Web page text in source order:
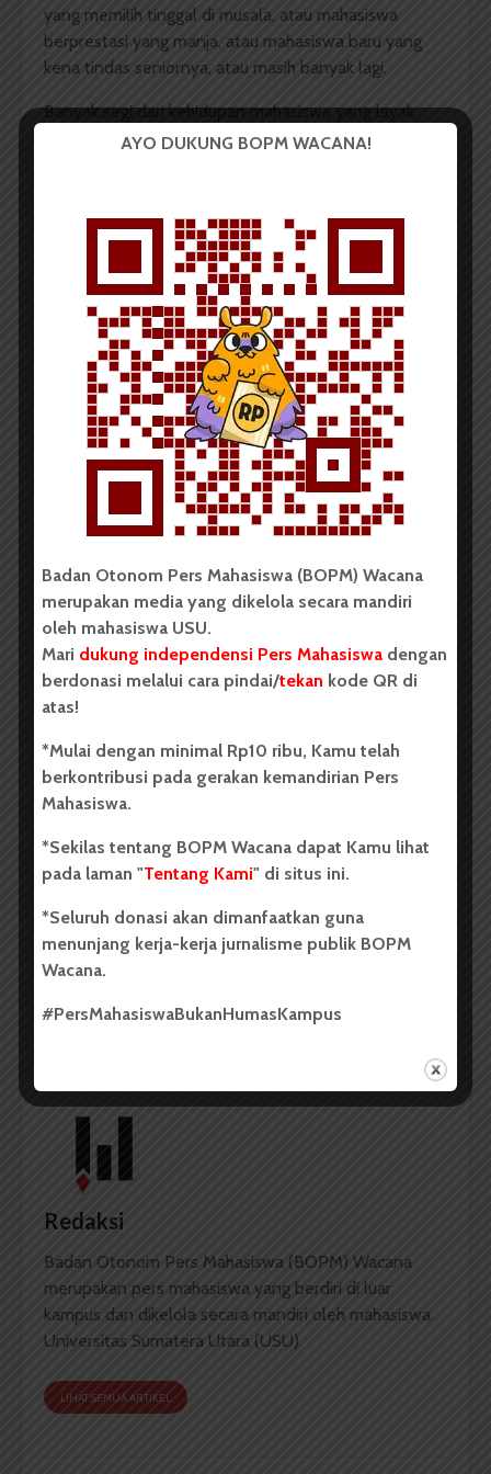
yang memilih tinggal di musala, atau mahasiswa
berprestasi yang manja, atau mahasiswa baru yang
kena tindas seniornya, atau masih banyak lagi.
Banyak segi dari kehidupan mahasiswa yang layak
untuk digali. Oleh sebab itu, buku ini sebetulnya
tersebut, mereka menyuguhkan pesan sederhana:
mahasiswa adalah manusia. Manusia dalam tahap
peralihan, antara dua belas tahun terkekang sistem
sekolah dengan kebebasan individu sebagai pribadi
dewasa.
Cerpen-cerpen di dalamnya adalah gambaran
realistis atas hal itu. Dan tentu saja tergantung
perspektif si penulis. Seperti bagaimana depresi dan
absurdnya pikiran seorang mahasiswa karena data
penelitiannya hilang dalam kesia-siaan. Walaupun
juga terkesan berlebihan dalam sudut-sudut tertentu.
Seperti mengapa mahasiswa sosiopat dan antisosial
kampus, atau pengemudi My-Jek yang masih bisa
ngobrol santai dengan penumpangnya ketika motor
sedang ngebut di jalanan.
Terlepas dari itu, beginilah beberapa gambar hidup
mahasiswa masa kini yang berhasil dipotret
namun menimbulkan nostalgia dan rasa kedekatan.
Tulisan ini pernah dimuat pada Rubrik Resensi
Komentar Facebook Anda
Redaksi
Badan Otonom Pers Mahasiswa (BOPM) Wacana
merupakan pers mahasiswa yang berdiri di luar
kampus dan dikelola secara mandiri oleh mahasiswa
Universitas Sumatera Utara (USU).
LIHAT SEMUA ARTIKEL
AYO DUKUNG BOPM WACANA!
Badan Otonom Pers Mahasiswa (BOPM) Wacana
merupakan media yang dikelola secara mandiri
oleh mahasiswa USU.
Mari dukung independensi Pers Mahasiswa dengan
berdonasi melalui cara pindai/tekan kode QR di
atas!
*Mulai dengan minimal Rp10 ribu, Kamu telah
berkontribusi pada gerakan kemandirian Pers
Mahasiswa.
*Sekilas tentang BOPM Wacana dapat Kamu lihat
pada laman "Tentang Kami" di situs ini.
*Seluruh donasi akan dimanfaatkan guna
menunjang kerja-kerja jurnalisme publik BOPM
Wacana.
#PersMahasiswaBukanHumasKampus